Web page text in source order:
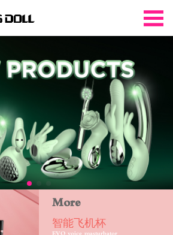
More
智能飞机杯
EVO voice masturbator